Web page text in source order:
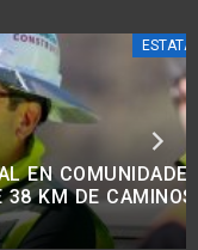
ESTATALES
COMUNIDADES
DE CAMINOS: